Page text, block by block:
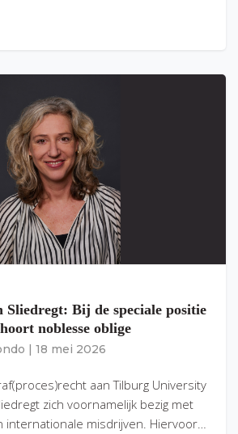
Sliedregt: Bij de speciale positie
noblesse oblige
18 mei 2026
aan Tilburg University
zich voornamelijk bezig met
internationale misdrijven. Hiervoor…